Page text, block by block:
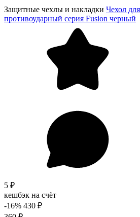
Защитные чехлы и накладки Чехол
противоударный серия Fusion черный
5 ₽
кешбэк на счёт
-16% 430 ₽